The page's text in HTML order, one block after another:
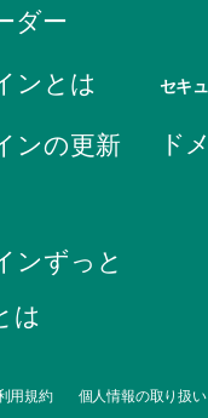
ダー
ンとは
ンの更新
ンずっと
は
セキ
ド
用規約 個人情報の取り扱い